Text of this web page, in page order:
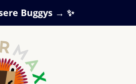
Buggys → ✨